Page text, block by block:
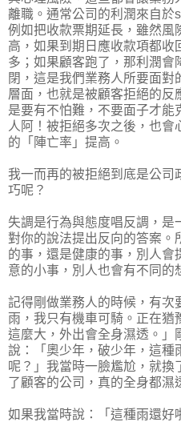
離職。通常公司的利潤來自於
例如把收款票期延長，雖然風
高，如果到期日應收款項都收
多；如果顧客跑了，那利潤會
閉，這是我們業務人所要面
層面，也就是被顧客拒絕的
是要有不怕難，不要面子才能
人阿！被拒絕多次之後，也會
的「陣亡率」提高。
我一而再的被拒絕到底是公司
巧呢？
失調是行為與態度唱反調，是
對你的說法提出反向的答案。
的事，還是健康的事，別人會
意的小事，別人也會有不同的
記得剛做業務人的時候，有次
雨，我只有機車可騎。正在猶
這麼大，外出會全身濕透。」
說：「奧少年，破少年，這種
呢？」我當時一臉尷尬，就換
了顧客的公司，真的全身都濕
如果我當時說：「這種雨還好